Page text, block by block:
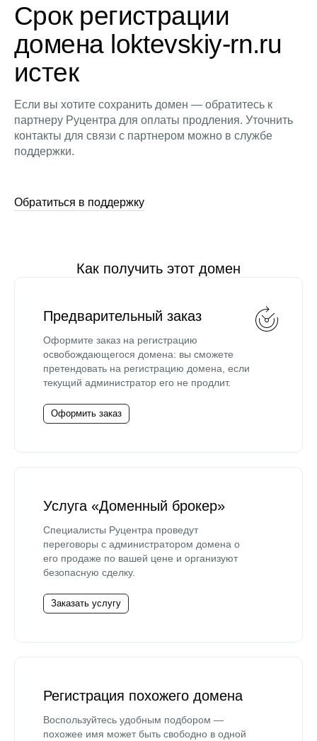
Срок регистрации
домена loktevskiy-rn.ru
истек
Если вы хотите сохранить домен — обратитесь к
партнеру Руцентра для оплаты продления. Уточнить
контакты для связи с партнером можно в службе
поддержки.
Обратиться в поддержку
Как получить этот домен
Предварительный заказ
Оформите заказ на регистрацию
освобождающегося домена: вы сможете
претендовать на регистрацию домена, если
текущий администратор его не продлит.
Оформить заказ
Услуга «Доменный брокер»
Специалисты Руцентра проведут
переговоры с администратором домена о
его продаже по вашей цене и организуют
безопасную сделку.
Заказать услугу
Регистрация похожего домена
Воспользуйтесь удобным подбором —
похожее имя может быть свободно в одной